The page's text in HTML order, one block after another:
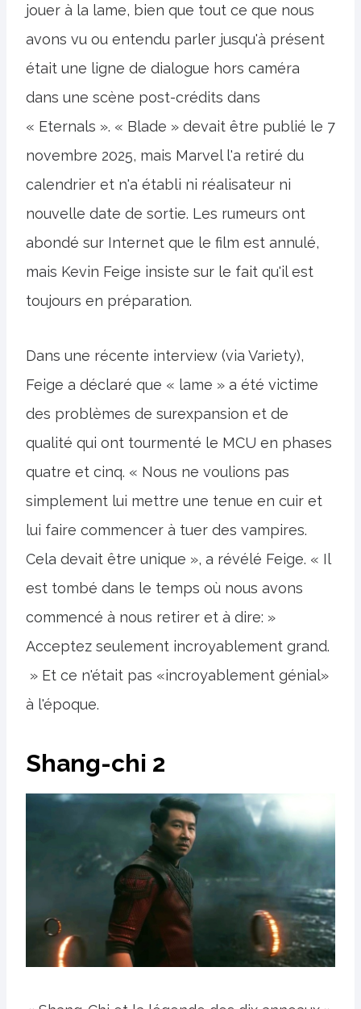
jouer à la lame, bien que tout ce que nous
avons vu ou entendu parler jusqu'à présent
était une ligne de dialogue hors caméra
dans une scène post-crédits dans
« Eternals ». « Blade » devait être publié le 7
novembre 2025, mais Marvel l'a retiré du
calendrier et n'a établi ni réalisateur ni
nouvelle date de sortie. Les rumeurs ont
abondé sur Internet que le film est annulé,
mais Kevin Feige insiste sur le fait qu'il est
toujours en préparation.
Dans une récente interview (via Variety),
Feige a déclaré que « lame » a été victime
des problèmes de surexpansion et de
qualité qui ont tourmenté le MCU en phases
quatre et cinq. « Nous ne voulions pas
simplement lui mettre une tenue en cuir et
lui faire commencer à tuer des vampires.
Cela devait être unique », a révélé Feige. « Il
est tombé dans le temps où nous avons
commencé à nous retirer et à dire: »
Acceptez seulement incroyablement grand.
» Et ce n'était pas «incroyablement génial»
à l'époque.
Shang-chi 2